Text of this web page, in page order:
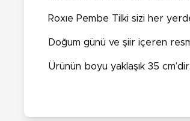
Roxıe Pembe Tilki sizi her
Doğum günü ve şiir içeren
Ürünün boyu yaklaşık 35 cm’dir.